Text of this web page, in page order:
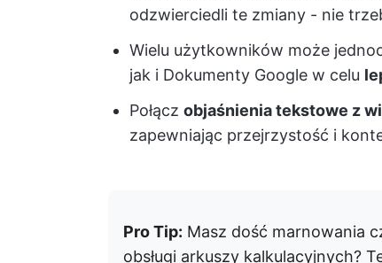
odzwierciedli te zmiany - nie
Wielu użytkowników może
jak i Dokumenty Google w celu
Połącz objaśnienia tekstowe z
zapewniając przejrzystość i
Pro Tip: Masz dość marnowania
obsługi arkuszy kalkulacyjnych?